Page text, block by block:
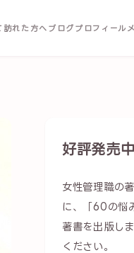
訪れた方へ ブログ プロフィール
好評発売中
女性管理職の
に、「60の悩
著書を出版し
ください。